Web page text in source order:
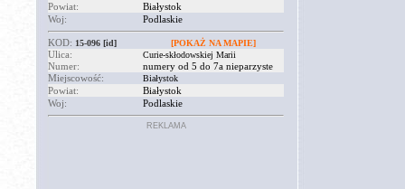
Powiat:
Białystok
Woj:
Podlaskie
KOD: 15-096 [id] [POKAŻ NA MAPIE]
Ulica: Curie-skłodowskiej Marii
Numer:
numery od 5 do 7a nieparzyste
Miejscowość:
Białystok
Powiat:
Białystok
Woj:
Podlaskie
REKLAMA